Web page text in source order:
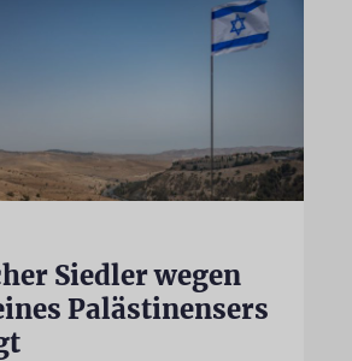
Siedler wegen
Palästinensers